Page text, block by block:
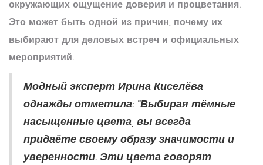
окружающих ощущение доверия и процветания.
Это может быть одной из причин, почему их
выбирают для деловых встреч и официальных
мероприятий.
Модный эксперт Ирина Киселёва
однажды отметила: "Выбирая тёмные
насыщенные цвета, вы всегда
придаёте своему образу значимости и
уверенности. Эти цвета говорят